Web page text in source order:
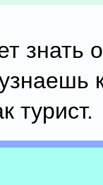
знать
турист.